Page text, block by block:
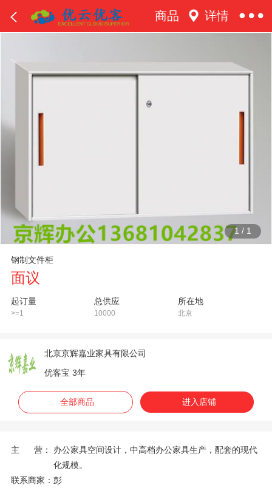
商品 详情
1 / 1
钢制文件柜
面议
起订量
>=1
总供应
10000
所在地
北京
北京京辉嘉业家具有限公司
优客宝 3年
全部商品 进入店铺
主 营：
办公家具空间设计，中高档办公家具生产，配套的现代
化规模。
联系商家： 彭